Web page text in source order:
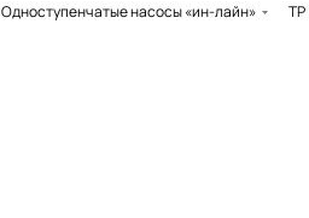
Одноступенчатые насосы «ин-лайн» TP